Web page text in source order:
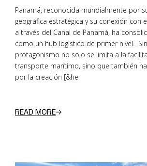
Panamá, reconocida mundialmente por
geográfica estratégica y su conexión con
a través del Canal de Panamá, ha
como un hub logístico de primer nivel.
protagonismo no solo se limita a la
transporte marítimo, sino que también
por la creación [&he
READ MORE